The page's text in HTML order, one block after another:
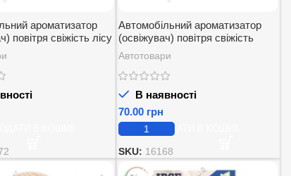
ароматизатор
повітря свіжість лісу
per auto Pine 1 шт.
Автомобільний ароматизатор
(освіжувач) повітря свіжість
океану IRGE profumo per auto
ocean 1 шт.
Автотовари
В наявності
грн
SKU: 16168